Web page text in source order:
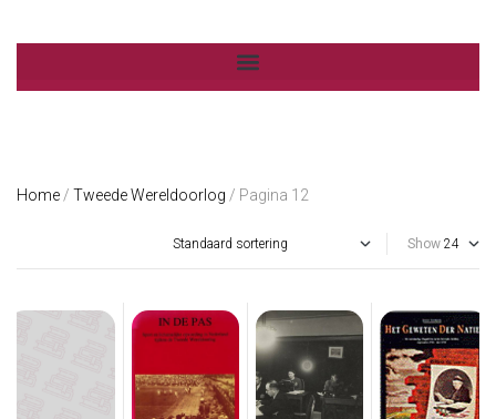
Home / Tweede Wereldoorlog / Pagina 12
Show